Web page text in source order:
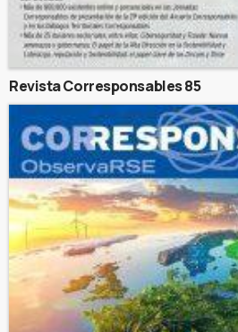
Revista Corresponsables 85